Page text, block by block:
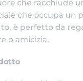
che racchiude
che occupa un
è perfetto da
o amicizia.